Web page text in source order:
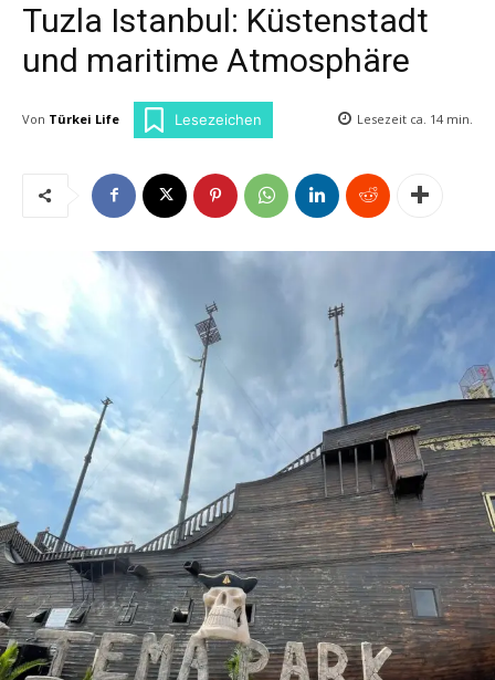
Tuzla Istanbul: Küstenstadt
und maritime Atmosphäre
Von Türkei Life Lesezeichen Lesezeit ca. 14 min.